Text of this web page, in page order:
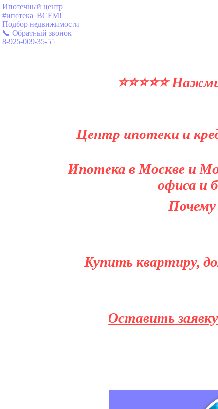
Ипотечный центр
#ипотека_ВСЕМ!
Подбор недвижимости
📞 Обратный звонок
8-925-009-35-55
⭐⭐⭐⭐⭐
Центр ипотеки и
Ипотека в Москве и
офиса и
Купить квартиру,
Оставить